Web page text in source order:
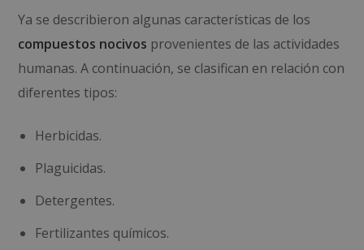
Ya se describieron algunas características de los
compuestos nocivos provenientes de las actividades
humanas. A continuación, se clasifican en relación con
diferentes tipos:
Herbicidas.
Plaguicidas.
Detergentes.
Fertilizantes químicos.